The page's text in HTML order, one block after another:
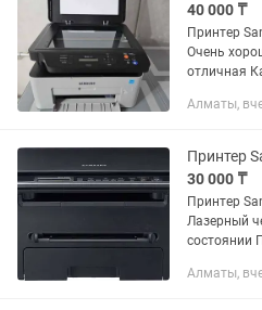
40 000 ₸
Принтер
Очень
Алматы,
Принтер
30 000 ₸
Принтер
Лазерный
состоянии Печать отличная Картридж
Алматы,